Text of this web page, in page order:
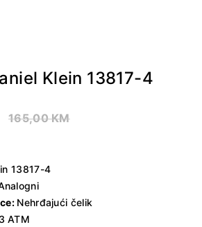
Klein 13817-4
165,00KM
13817-4
Nehrđajući čelik
3 ATM